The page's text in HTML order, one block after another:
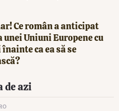
Ce român a anticipat
Uniuni Europene cu
ca ea să se
de azi